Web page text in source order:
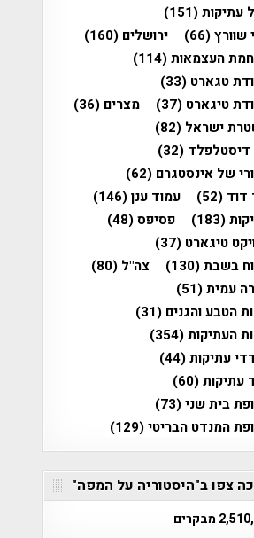
עתיקות(151)
שוורץ(66) ירושלים (160)
העצמאות(114)
טגארט (33)
טיגארט (37) מצרים (36)
ישראל (82)
דיסטלפלד (32)
של אינסטגרם (62)
דוד (52) עמוד ענן(146)
(183) פסיפס(48)
טיגארט (37)
בשבת(130) צה"ל (80)
עמית(51)
הטבע והגנים (31)
העתיקות(354)
עתיקות(44)
עתיקות(60)
בית שני(73)
המנדט הבריטי(129)
צפו ב"היסטוריה על המפה"
מבקרים